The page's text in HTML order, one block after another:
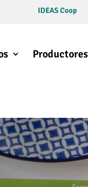
IDEAS Coop